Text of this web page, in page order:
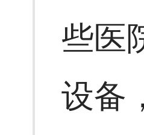
些医
设备